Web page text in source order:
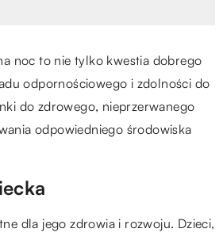
noc to nie tylko kwestia dobrego
odpornościowego i zdolności do
do zdrowego, nieprzerwanego
odpowiedniego środowiska
dla jego zdrowia i rozwoju. Dzieci,